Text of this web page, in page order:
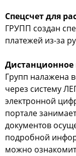
Спецсчет для
ГРУПП создан
платежей из-за
Дистанционное
Групп налажена
через систему
электронной
портале
документов
подробной
можно